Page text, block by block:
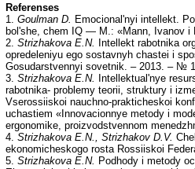
Referenses
1. Goulman D. Emocional'nyi intellekt.
bol'she, chem IQ — M.: «Mann, Ivanov i
2. Strizhakova E.N. Intellekt rabotnika
opredeleniyu ego sostavnyh chastei i
Gosudarstvennyi sovetnik. – 2013. – №
3. Strizhakova E.N. Intellektual'nye
rabotnika- problemy teorii, struktury i
Vserossiiskoi nauchno-prakticheskoi
uchastiem «Innovacionnye metody i
ergonomike, proizvodstvennom
4. Strizhakova E.N., Strizhakov D.V.
ekonomicheskogo rosta Rossiiskoi
5. Strizhakova E.N. Podhody i metody